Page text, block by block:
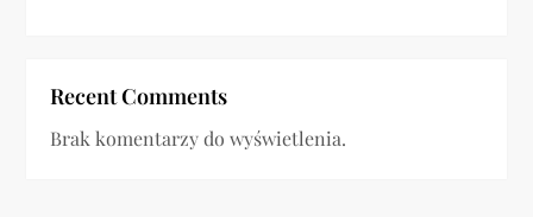
Recent Comments
Brak komentarzy do wyświetlenia.